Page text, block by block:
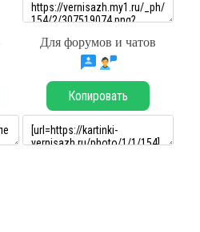
Для форумов и чатов
Копировать